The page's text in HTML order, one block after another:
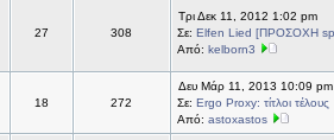
27 308
Τρι Δεκ 11, 2012 1:02 pm
Σε: Elfen Lied [ΠΡΟΣΟΧΗ
Από: kelborn3
18 272
Δευ Μάρ 11, 2013 10:09 pm
Σε: Ergo Proxy: τίτλοι τέλους
Από: astoxastos